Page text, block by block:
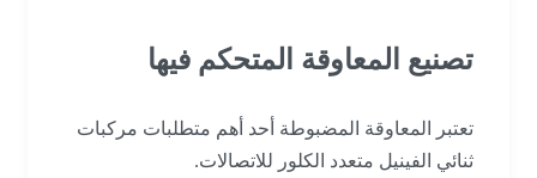
تصنيع المعاوقة المتحكم فيها
تعتبر المعاوقة المضبوطة أحد أهم متطلبات مركبات
ثنائي الفينيل متعدد الكلور للاتصالات.